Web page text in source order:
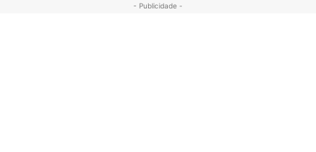
- Publicidade -